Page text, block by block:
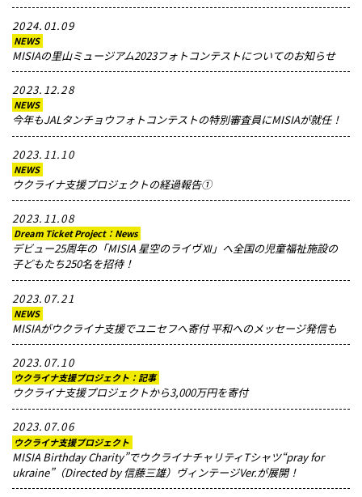
2024.01.09
NEWS
MISIAの里山ミュージアム2023フォトコンテストについてのお知らせ
2023.12.28
NEWS
今年もJALタンチョウフォトコンテストの特別審査員にMISIAが就任！
2023.11.10
NEWS
ウクライナ支援プロジェクトの経過報告①
2023.11.08
Dream Ticket Project：News
デビュー25周年の「MISIA 星空のライヴⅫ」へ全国の児童福祉施設の
子どもたち250名を招待！
2023.07.21
NEWS
MISIAがウクライナ支援でユニセフへ寄付 平和へのメッセージ発信も
2023.07.10
ウクライナ支援プロジェクト：記事
ウクライナ支援プロジェクトから3,000万円を寄付
2023.07.06
ウクライナ支援プロジェクト
MISIA Birthday Charity”でウクライナチャリティTシャツ“pray for
ukraine”（Directed by 信藤三雄）ヴィンテージVer.が展開！